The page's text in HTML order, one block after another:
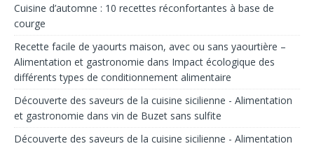
Cuisine d’automne : 10 recettes réconfortantes à base de
courge
Recette facile de yaourts maison, avec ou sans yaourtière –
Alimentation et gastronomie dans Impact écologique des
différents types de conditionnement alimentaire
Découverte des saveurs de la cuisine sicilienne - Alimentation
et gastronomie dans vin de Buzet sans sulfite
Découverte des saveurs de la cuisine sicilienne - Alimentation